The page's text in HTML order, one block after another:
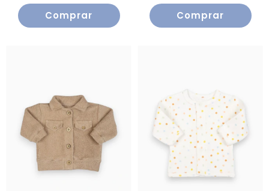
Comprar Comprar